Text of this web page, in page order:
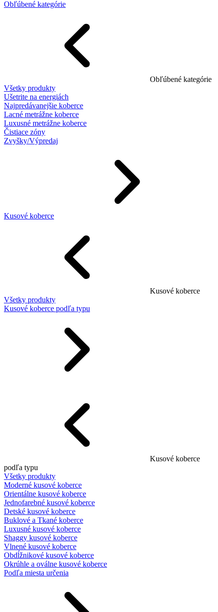
Obľúbené kategórie
Obľúbené kategórie
Všetky produkty
Ušetrite na energiách
Najpredávanejšie koberce
Lacné metrážne koberce
Luxusné metrážne koberce
Čistiace zóny
Zvyšky/Výpredaj
Kusové koberce
Kusové koberce
Všetky produkty
Kusové koberce podľa typu
Kusové koberce
podľa typu
Všetky produkty
Moderné kusové koberce
Orientálne kusové koberce
Jednofarebné kusové koberce
Detské kusové koberce
Buklové a Tkané koberce
Luxusné kusové koberce
Shaggy kusové koberce
Vlnené kusové koberce
Obdĺžnikové kusové koberce
Okrúhle a oválne kusové koberce
Podľa miesta určenia